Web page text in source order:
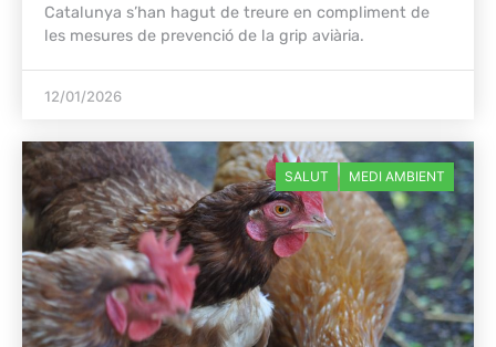
Catalunya s’han hagut de treure en compliment de
les mesures de prevenció de la grip aviària.
12/01/2026
SALUT MEDI AMBIENT